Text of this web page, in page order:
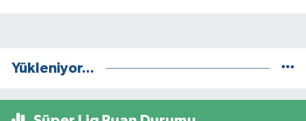
Yükleniyor...